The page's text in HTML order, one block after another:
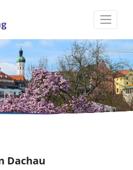
Facharztvermittlung
Dachau